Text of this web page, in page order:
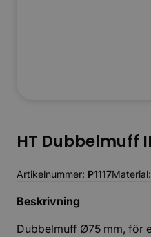
HT Dubbelmuff
Artikelnummer: P1117Material:
Beskrivning
Dubbelmuff Ø75 mm, för